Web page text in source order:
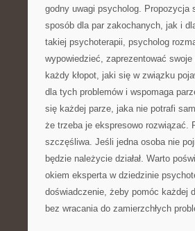
godny uwagi psycholog. Propozycja
sposób dla par zakochanych, jak i
takiej psychoterapii, psycholog
wypowiedzieć, zaprezentować
każdy kłopot, jaki się w związku
dla tych problemów i wspomaga
się każdej parze, jaka nie potrafi
że trzeba je ekspresowo rozwiązać.
szczęśliwa. Jeśli jedna osoba nie
będzie należycie działał. Warto
okiem eksperta w dziedzinie
doświadczenie, żeby pomóc każdej
bez wracania do zamierzchłych